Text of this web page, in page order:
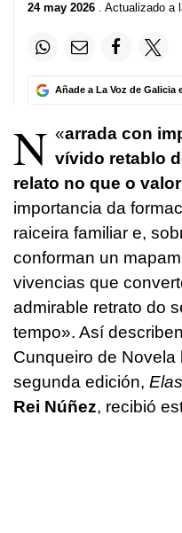
24 may 2026 . Actualizado a
Añade a La Voz de Galicia
«
N
arrada con
vívido retablo
relato no que o
importancia da
raiceira familiar e,
conforman un
vivencias que
admirable retrato do
tempo». Así
Cunqueiro de
segunda edición,
Rei Núñez, recibió